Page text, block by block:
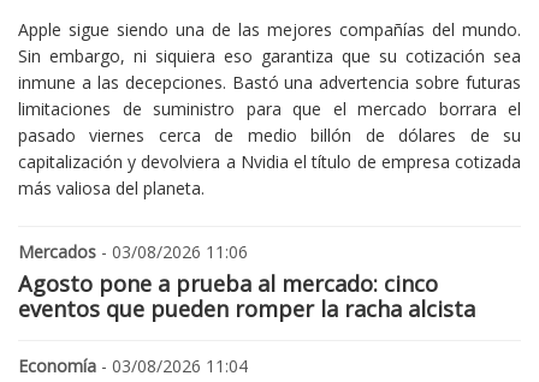
Apple sigue siendo una de las mejores compañías del mundo.
Sin embargo, ni siquiera eso garantiza que su cotización sea
inmune a las decepciones. Bastó una advertencia sobre futuras
limitaciones de suministro para que el mercado borrara el
pasado viernes cerca de medio billón de dólares de su
capitalización y devolviera a Nvidia el título de empresa cotizada
más valiosa del planeta.
Mercados - 03/08/2026 11:06
Agosto pone a prueba al mercado: cinco
eventos que pueden romper la racha alcista
Economía - 03/08/2026 11:04